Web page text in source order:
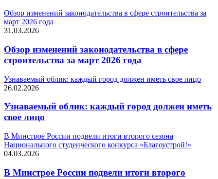
Обзор изменений законодательства в сфере строительства за
март 2026 года
31.03.2026
Обзор изменений законодательства в сфере
строительства за март 2026 года
Узнаваемый облик: каждый город должен иметь свое лицо
26.02.2026
Узнаваемый облик: каждый город должен иметь
свое лицо
В Минстрое России подвели итоги второго сезона
Национального студенческого конкурса «Благоустрой!»
04.03.2026
В Минстрое России подвели итоги второго